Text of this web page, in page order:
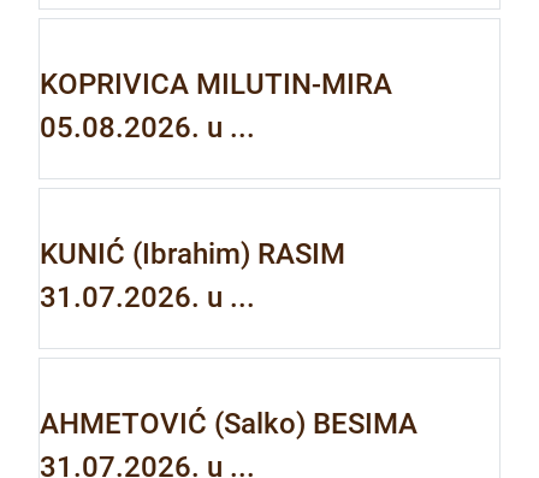
KOPRIVICA MILUTIN-MIRA
05.08.2026. u ...
KUNIĆ (Ibrahim) RASIM
31.07.2026. u ...
AHMETOVIĆ (Salko) BESIMA
31.07.2026. u ...